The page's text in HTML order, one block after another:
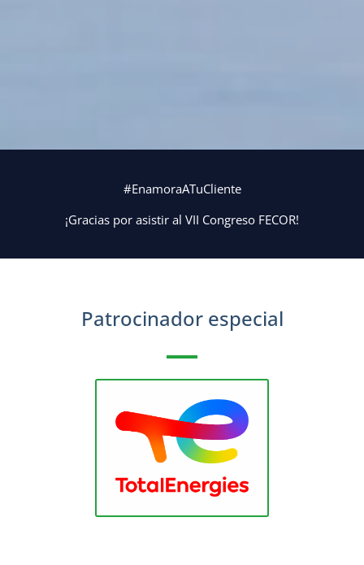
#EnamoraATuCliente
¡Gracias por asistir al VII Congreso FECOR!
Patrocinador especial